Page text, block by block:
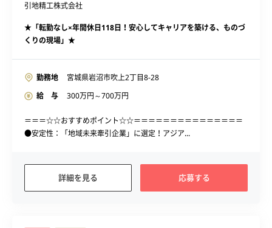
引地精工株式会社
★「転勤なし×年間休日118日！安心してキャリアを築ける、ものづ
くりの現場」★
勤務地
宮城県岩沼市吹上2丁目8-28
給 与
300万円～700万円
＝＝＝☆☆おすすめポイント☆☆＝＝＝＝＝＝＝＝＝＝＝＝＝＝＝
●安定性：「地域未来牽引企業」に選定！アジア...
詳細を見る 応募する